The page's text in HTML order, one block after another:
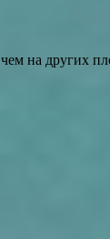
на других